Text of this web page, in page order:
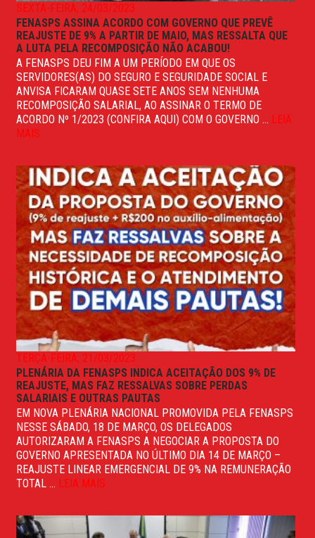
SEXTA-FEIRA, 24/03/2023
FENASPS ASSINA ACORDO COM GOVERNO QUE PREVÊ
REAJUSTE DE 9% A PARTIR DE MAIO, MAS RESSALTA QUE
A LUTA PELA RECOMPOSIÇÃO NÃO ACABOU!
A FENASPS DEU FIM A UM PERÍODO EM QUE OS
SERVIDORES(AS) DO SEGURO E SEGURIDADE SOCIAL E
ANVISA FICARAM QUASE SETE ANOS SEM NENHUMA
RECOMPOSIÇÃO SALARIAL, AO ASSINAR O TERMO DE
ACORDO Nº 1/2023 (CONFIRA AQUI) COM O GOVERNO ... LEIA
MAIS
TERÇA-FEIRA, 21/03/2023
PLENÁRIA DA FENASPS INDICA ACEITAÇÃO DOS 9% DE
REAJUSTE, MAS FAZ RESSALVAS SOBRE PERDAS
SALARIAIS E OUTRAS PAUTAS
EM NOVA PLENÁRIA NACIONAL PROMOVIDA PELA FENASPS
NESSE SÁBADO, 18 DE MARÇO, OS DELEGADOS
AUTORIZARAM A FENASPS A NEGOCIAR A PROPOSTA DO
GOVERNO APRESENTADA NO ÚLTIMO DIA 14 DE MARÇO –
REAJUSTE LINEAR EMERGENCIAL DE 9% NA REMUNERAÇÃO
TOTAL ... LEIA MAIS